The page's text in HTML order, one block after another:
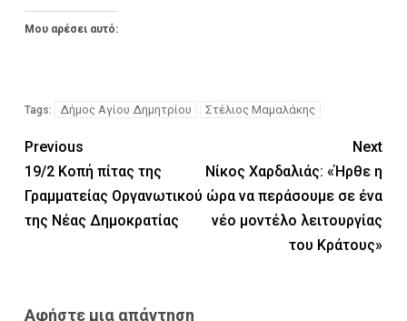
Μου αρέσει αυτό:
Tags: Δήμος Αγίου Δημητρίου Στέλιος Μαμαλάκης
Previous
19/2 Κοπή πίτας της
Γραμματείας Οργανωτικού
της Νέας Δημοκρατίας
Next
Νίκος Χαρδαλιάς: «Ήρθε η
ώρα να περάσουμε σε ένα
νέο μοντέλο λειτουργίας
του Κράτους»
Αφήστε μια απάντηση